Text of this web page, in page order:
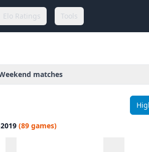
Elo Ratings Tools
matches
(89 games)